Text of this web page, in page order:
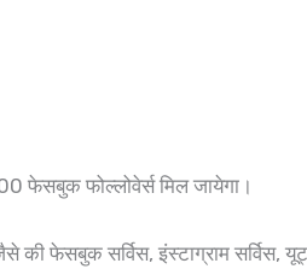
फेसबुक फोल्लोवेर्स मिल जायेगा।
फेसबुक सर्विस, इंस्टाग्राम सर्विस,